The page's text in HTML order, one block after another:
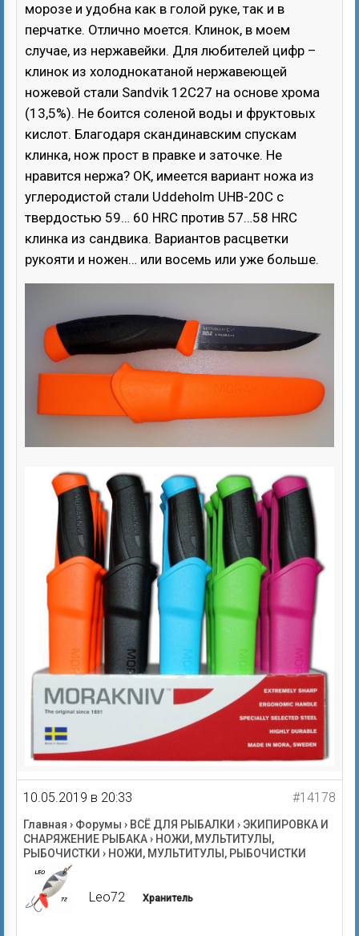
морозе и удобна как в голой руке, так и в
перчатке. Отлично моется. Клинок, в моем
случае, из нержавейки. Для любителей цифр –
клинок из холоднокатаной нержавеющей
ножевой стали Sandvik 12C27 на основе хрома
(13,5%). Не боится соленой воды и фруктовых
кислот. Благодаря скандинавским спускам
клинка, нож прост в правке и заточке. Не
нравится нержа? ОК, имеется вариант ножа из
углеродистой стали Uddeholm UHB-20C с
твердостью 59… 60 HRC против 57…58 HRC
клинка из сандвика. Вариантов расцветки
рукояти и ножен… или восемь или уже больше.
10.05.2019 в 20:33 #14178
Главная › Форумы › ВСЁ ДЛЯ РЫБАЛКИ › ЭКИПИРОВКА И
СНАРЯЖЕНИЕ РЫБАКА› НОЖИ, МУЛЬТИТУЛЫ,
РЫБОЧИСТКИ › НОЖИ, МУЛЬТИТУЛЫ, РЫБОЧИСТКИ
Leo72 Хранитель